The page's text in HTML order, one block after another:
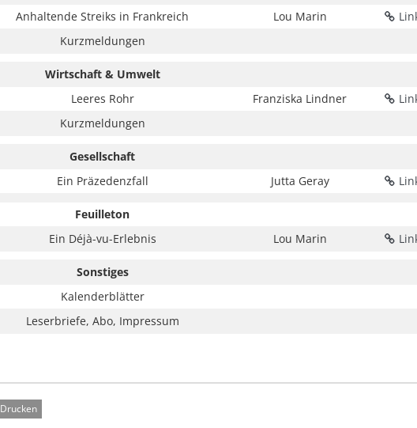
Anhaltende Streiks in Frankreich
Lou Marin
Kurzmeldungen
Wirtschaft & Umwelt
Leeres Rohr
Franziska Lindner
Kurzmeldungen
Gesellschaft
Ein Präzedenzfall
Jutta Geray
Feuilleton
Ein Déjà-vu-Erlebnis
Lou Marin
Sonstiges
Kalenderblätter
Leserbriefe, Abo, Impressum
Drucken